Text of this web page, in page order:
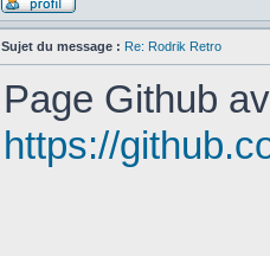
Sujet du message : Re: Rodrik Retro
Page Github
https://